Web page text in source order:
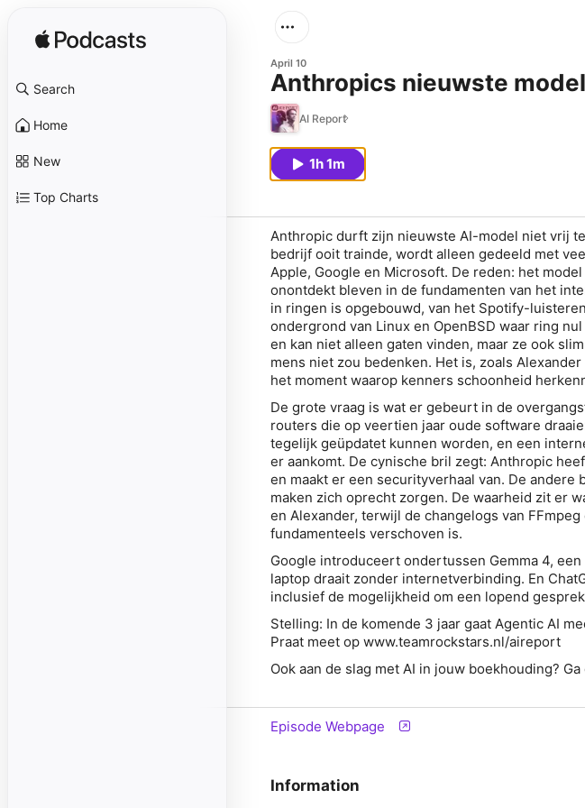
Search
Home
New
Top Charts
April 10
Anthropics nieuwste
AI Report
1h 1m
Anthropic durft zijn nieuwste AI-model niet vrij
bedrijf ooit trainde, wordt alleen gedeeld met
Apple, Google en Microsoft. De reden: het
onontdekt bleven in de fundamenten van het
in ringen is opgebouwd, van het Spotify-
ondergrond van Linux en OpenBSD waar ring
en kan niet alleen gaten vinden, maar ze ook
mens niet zou bedenken. Het is, zoals
het moment waarop kenners schoonheid
De grote vraag is wat er gebeurt in de
routers die op veertien jaar oude software
tegelijk geüpdatet kunnen worden, en een
er aankomt. De cynische bril zegt: Anthropic
en maakt er een securityverhaal van. De
maken zich oprecht zorgen. De waarheid zit er
en Alexander, terwijl de changelogs van
fundamenteels verschoven is.
Google introduceert ondertussen Gemma 4,
laptop draait zonder internetverbinding. En
inclusief de mogelijkheid om een lopend
Stelling: In de komende 3 jaar gaat Agentic AI
Praat meet op www.teamrockstars.nl/aireport
Ook aan de slag met AI in jouw boekhouding?
Episode Webpage
Information